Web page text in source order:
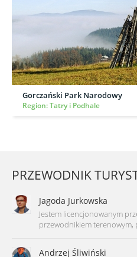
Gorczański Park Narodowy
Region: Tatry i Podhale
PRZEWODNIK
Jagoda Jurkowska
Jestem licencjonowanym
przewodnikiem terenowym,
Andrzej Śliwiński